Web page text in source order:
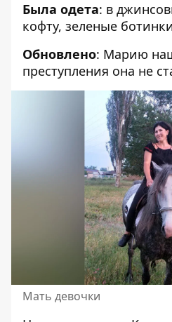
Была одета: в
кофту, зеленые ботинки
Обновлено: Марию
преступления она не
Мать девочки